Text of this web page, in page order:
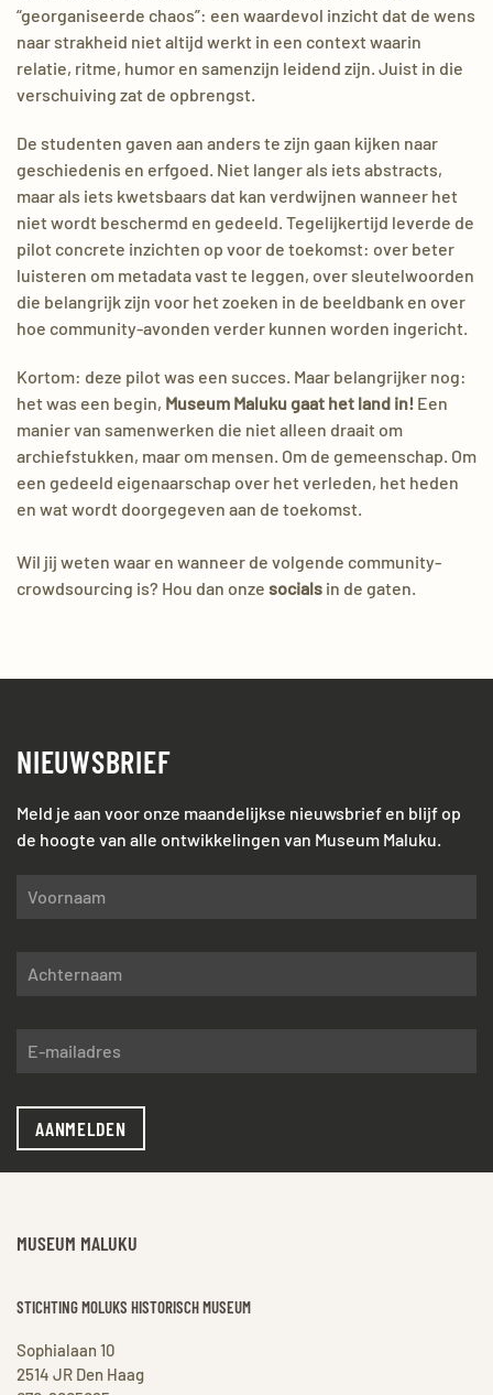
“georganiseerde chaos”: een waardevol inzicht dat de wens
naar strakheid niet altijd werkt in een context waarin
relatie, ritme, humor en samenzijn leidend zijn. Juist in die
verschuiving zat de opbrengst.
De studenten gaven aan anders te zijn gaan kijken naar
geschiedenis en erfgoed. Niet langer als iets abstracts,
maar als iets kwetsbaars dat kan verdwijnen wanneer het
niet wordt beschermd en gedeeld. Tegelijkertijd leverde de
pilot concrete inzichten op voor de toekomst: over beter
luisteren om metadata vast te leggen, over sleutelwoorden
die belangrijk zijn voor het zoeken in de beeldbank en over
hoe community-avonden verder kunnen worden ingericht.
Kortom: deze pilot was een succes. Maar belangrijker nog:
het was een begin, Museum Maluku gaat het land in! Een
manier van samenwerken die niet alleen draait om
archiefstukken, maar om mensen. Om de gemeenschap. Om
een gedeeld eigenaarschap over het verleden, het heden
en wat wordt doorgegeven aan de toekomst.
Wil jij weten waar en wanneer de volgende community-
crowdsourcing is? Hou dan onze socials in de gaten.
NIEUWSBRIEF
Meld je aan voor onze maandelijkse nieuwsbrief en blijf op
de hoogte van alle ontwikkelingen van Museum Maluku.
AANMELDEN
MUSEUM MALUKU
STICHTING MOLUKS HISTORISCH MUSEUM
Sophialaan 10
2514 JR Den Haag